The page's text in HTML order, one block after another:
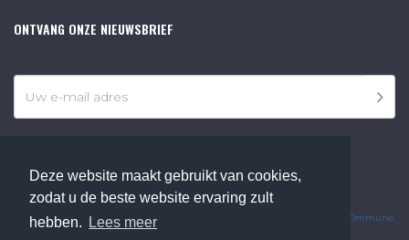
Deze website maakt gebruikt van cookies,
zodat u de beste website ervaring zult
hebben.
Lees meer
ONTVANG ONZE NIEUWSBRIEF
©2018 Online Museum de Bilt. Alle rechten voorbehouden.
Ommune